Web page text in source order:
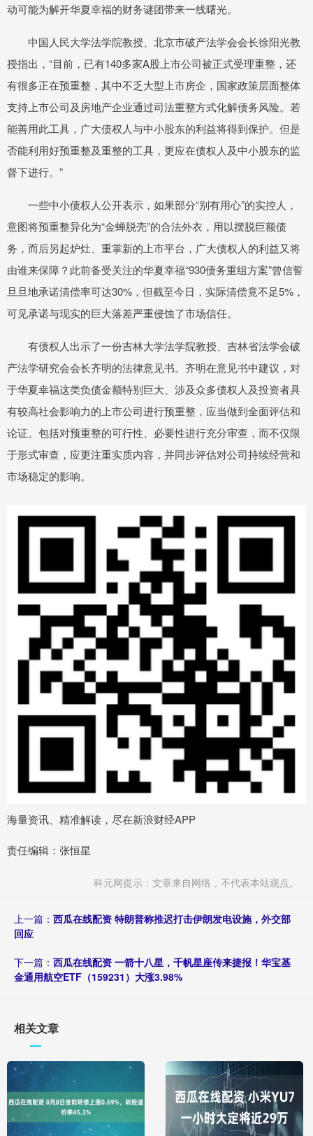
动可能为解开华夏幸福的财务谜团带来一线曙光。
中国人民大学法学院教授、北京市破产法学会会长徐阳光教
授指出，“目前，已有140多家A股上市公司被正式受理重整，还
有很多正在预重整，其中不乏大型上市房企，国家政策层面整体
支持上市公司及房地产企业通过司法重整方式化解债务风险。若
能善用此工具，广大债权人与中小股东的利益将得到保护。但是
否能利用好预重整及重整的工具，更应在债权人及中小股东的监
督下进行。”
一些中小债权人公开表示，如果部分“别有用心”的实控人，
意图将预重整异化为“金蝉脱壳”的合法外衣，用以摆脱巨额债
务，而后另起炉灶、重掌新的上市平台，广大债权人的利益又将
由谁来保障？此前备受关注的华夏幸福“930债务重组方案”曾信誓
旦旦地承诺清偿率可达30%，但截至今日，实际清偿竟不足5%，
可见承诺与现实的巨大落差严重侵蚀了市场信任。
有债权人出示了一份吉林大学法学院教授、吉林省法学会破
产法学研究会会长齐明的法律意见书。齐明在意见书中建议，对
于华夏幸福这类负债金额特别巨大、涉及众多债权人及投资者具
有较高社会影响力的上市公司进行预重整，应当做到全面评估和
论证。包括对预重整的可行性、必要性进行充分审查，而不仅限
于形式审查，应更注重实质内容，并同步评估对公司持续经营和
市场稳定的影响。
海量资讯、精准解读，尽在新浪财经APP
责任编辑：张恒星
科元网提示：文章来自网络，不代表本站观点。
上一篇： 西瓜在线配资 特朗普称推迟打击伊朗发电设施，外交部
回应
下一篇： 西瓜在线配资 一箭十八星，千帆星座传来捷报！华宝基
金通用航空ETF（159231）大涨3.98%
相关文章